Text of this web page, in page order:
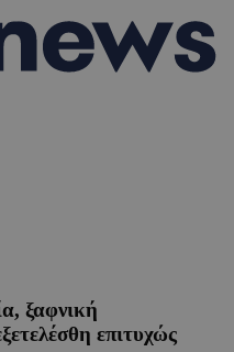
ξαφνική
επιτυχώς